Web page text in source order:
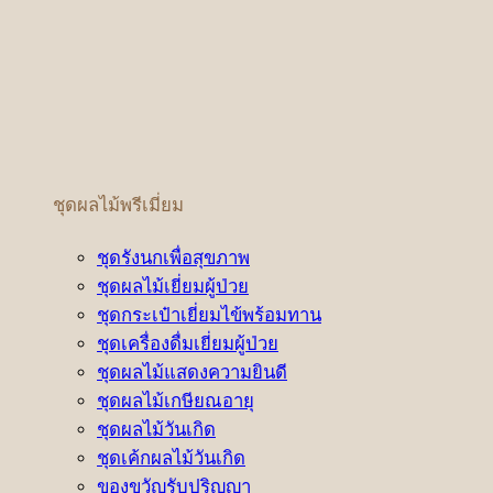
ชุดผลไม้พรีเมี่ยม
ชุดรังนกเพื่อสุขภาพ
ชุดผลไม้เยี่ยมผู้ป่วย
ชุดกระเป๋าเยี่ยมไข้พร้อมทาน
ชุดเครื่องดื่มเยี่ยมผู้ป่วย
ชุดผลไม้แสดงความยินดี
ชุดผลไม้เกษียณอายุ
ชุดผลไม้วันเกิด
ชุดเค้กผลไม้วันเกิด
ของขวัญรับปริญญา